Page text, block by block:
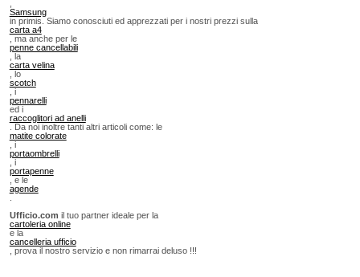
Samsung
in primis. Siamo conosciuti ed apprezzati per i nostri prezzi sulla
carta a4
, ma anche per le
penne cancellabili
, la
carta velina
, lo
scotch
, i
pennarelli
ed i
raccoglitori ad anelli
. Da noi inoltre tanti altri articoli come: le
matite colorate
, i
portaombrelli
, i
portapenne
, e le
agende
Ufficio.com il tuo partner ideale per la
cartoleria online
e la
cancelleria ufficio
, prova il nostro servizio e non rimarrai deluso !!!